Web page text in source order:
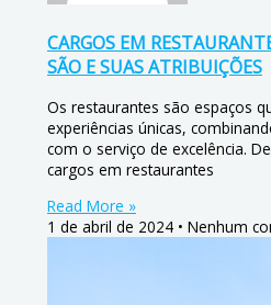
CARGOS EM
SÃO E SUAS ATRIBUIÇÕES
Os restaurantes são espaços
experiências únicas,
com o serviço de excelência.
cargos em restaurantes
Read More »
1 de abril de 2024
Nenhum